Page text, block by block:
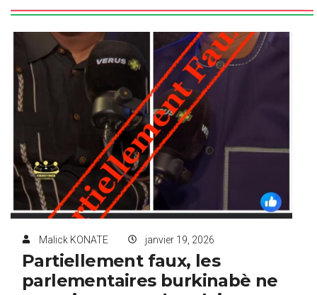
Malick KONATE janvier 19, 2026
Partiellement faux, les
parlementaires burkinabè ne